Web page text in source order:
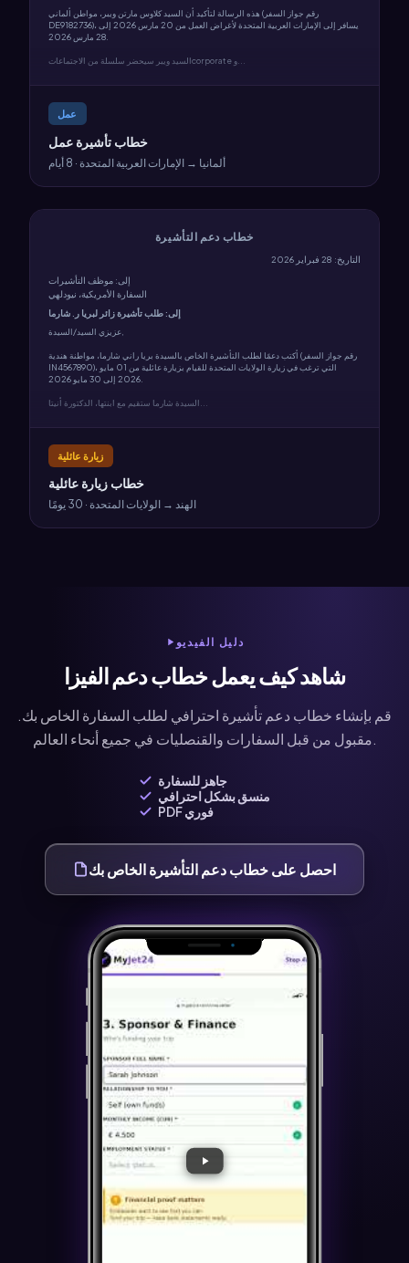
هذه الرسالة لتأكيد أن السيد كلاوس مارتن ويبر، مواطن ألماني (رقم جواز السفر
DE9182736)، يسافر إلى الإمارات العربية المتحدة لأغراض العمل من 20 مارس 2026 إلى
عمل
خطاب تأشيرة عمل
ألمانيا → الإمارات العربية المتحدة · 8 أيام
خطاب دعم التأشيرة
التاريخ: 28 فبراير 2026
إلى: موظف التأشيرات
السفارة الأمريكية، نيودلهي
إلى: طلب تأشيرة زائر لبريا ر. شارما
أكتب دعمًا لطلب التأشيرة الخاص بالسيدة بريا راني شارما، مواطنة هندية (رقم جواز السفر
IN4567890)، التي ترغب في زيارة الولايات المتحدة للقيام بزيارة عائلية من 01 مايو
زيارة عائلية
خطاب زيارة عائلية
الهند → الولايات المتحدة · 30 يومًا
دليل الفيديو
شاهد كيف يعمل خطاب دعم الفيزا
قم بإنشاء خطاب دعم تأشيرة احترافي لطلب السفارة الخاص بك.
مقبول من قبل السفارات والقنصليات في جميع أنحاء العالم.
جاهز للسفارة
منسق بشكل احترافي
PDF فوري
احصل على خطاب دعم التأشيرة الخاص بك